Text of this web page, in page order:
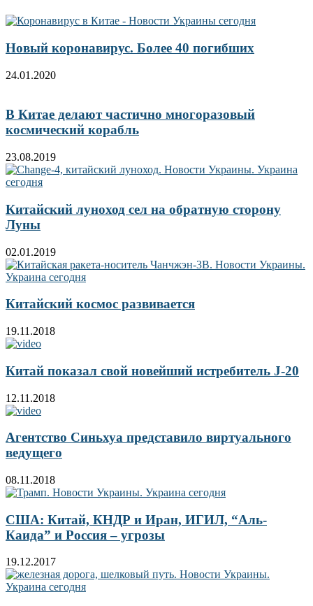
Новый коронавирус. Более 40 погибших
24.01.2020
В Китае делают частично многоразовый
космический корабль
23.08.2019
Китайский луноход сел на обратную сторону
Луны
02.01.2019
Китайский космос развивается
19.11.2018
Китай показал свой новейший истребитель J-20
12.11.2018
Агентство Синьхуа представило виртуального
ведущего
08.11.2018
США: Китай, КНДР и Иран, ИГИЛ, “Аль-
Каида” и Россия – угрозы
19.12.2017